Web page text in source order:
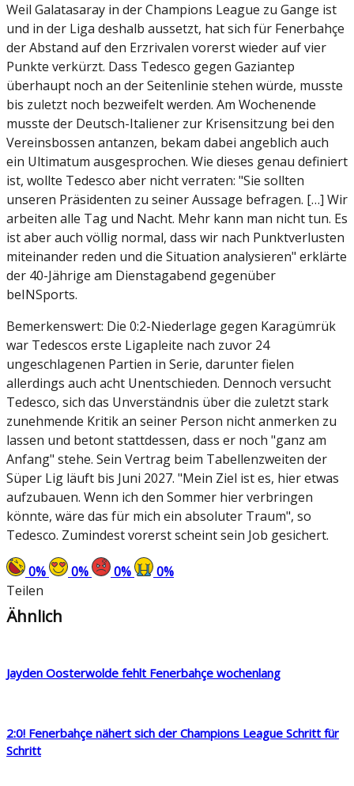
Weil Galatasaray in der Champions League zu Gange ist
und in der Liga deshalb aussetzt, hat sich für Fenerbahçe
der Abstand auf den Erzrivalen vorerst wieder auf vier
Punkte verkürzt. Dass Tedesco gegen Gaziantep
überhaupt noch an der Seitenlinie stehen würde, musste
bis zuletzt noch bezweifelt werden. Am Wochenende
musste der Deutsch-Italiener zur Krisensitzung bei den
Vereinsbossen antanzen, bekam dabei angeblich auch
ein Ultimatum ausgesprochen. Wie dieses genau definiert
ist, wollte Tedesco aber nicht verraten: "Sie sollten
unseren Präsidenten zu seiner Aussage befragen. […] Wir
arbeiten alle Tag und Nacht. Mehr kann man nicht tun. Es
ist aber auch völlig normal, dass wir nach Punktverlusten
miteinander reden und die Situation analysieren" erklärte
der 40-Jährige am Dienstagabend gegenüber
beINSports.
Bemerkenswert: Die 0:2-Niederlage gegen Karagümrük
war Tedescos erste Ligapleite nach zuvor 24
ungeschlagenen Partien in Serie, darunter fielen
allerdings auch acht Unentschieden. Dennoch versucht
Tedesco, sich das Unverständnis über die zuletzt stark
zunehmende Kritik an seiner Person nicht anmerken zu
lassen und betont stattdessen, dass er noch "ganz am
Anfang" stehe. Sein Vertrag beim Tabellenzweiten der
Süper Lig läuft bis Juni 2027. "Mein Ziel ist es, hier etwas
aufzubauen. Wenn ich den Sommer hier verbringen
könnte, wäre das für mich ein absoluter Traum", so
Tedesco. Zumindest vorerst scheint sein Job gesichert.
0% 0% 0% 0%
Teilen
Ähnlich
Jayden Oosterwolde fehlt Fenerbahçe wochenlang
2:0! Fenerbahçe nähert sich der Champions League Schritt für
Schritt